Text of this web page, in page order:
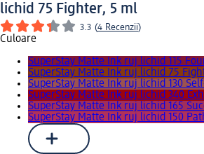
lichid 75 Fighter, 5 ml
3.3 (4 Recenzii)
Culoare
SuperStay Matte Ink ruj lichid 115
SuperStay Matte Ink ruj lichid 75
SuperStay Matte Ink ruj lichid 130
SuperStay Matte Ink ruj lichid 340
SuperStay Matte Ink ruj lichid 165
SuperStay Matte Ink ruj lichid 150